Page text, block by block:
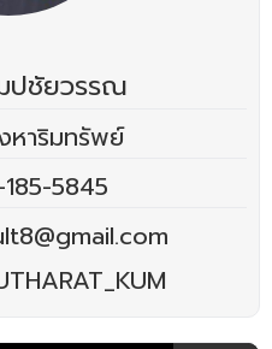
ปชัยวรรณ
หาริมทรัพย์
5845